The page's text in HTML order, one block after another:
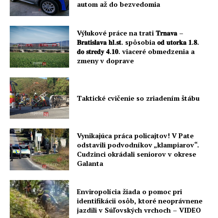
autom až do bezvedomia
Výlukové práce na trati 𝐓𝐫𝐧𝐚𝐯𝐚 –
𝐁𝐫𝐚𝐭𝐢𝐬𝐥𝐚𝐯𝐚 𝐡𝐥.𝐬𝐭. spôsobia 𝐨𝐝 𝐮𝐭𝐨𝐫𝐤𝐚 𝟏.𝟖.
𝐝𝐨 𝐬𝐭𝐫𝐞𝐝𝐲 𝟒.𝟏𝟎. viaceré obmedzenia a
zmeny v doprave
Taktické cvičenie so zriadením štábu
Vynikajúca práca policajtov! V Pate
odstavili podvodníkov „klampiarov“.
Cudzinci okrádali seniorov v okrese
Galanta
Enviropolícia žiada o pomoc pri
identifikácii osôb, ktoré neoprávnene
jazdili v Súľovských vrchoch – VIDEO